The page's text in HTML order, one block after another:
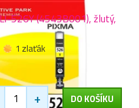
526Y (4543B001), žlutý,
1 zlaťák
+ DO KOŠÍKU